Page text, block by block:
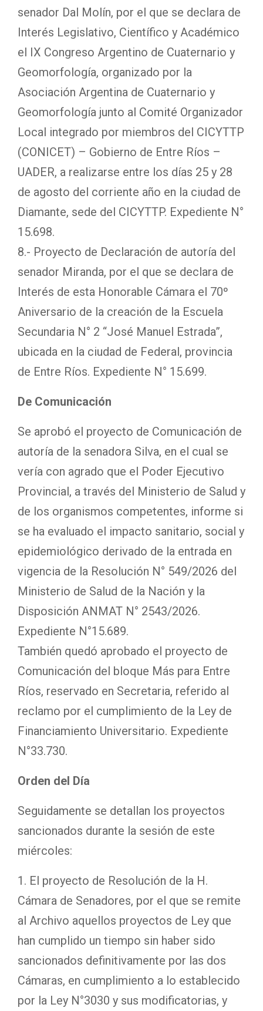
senador Dal Molín, por el que se declara de
Interés Legislativo, Científico y Académico
el IX Congreso Argentino de Cuaternario y
Geomorfología, organizado por la
Asociación Argentina de Cuaternario y
Geomorfología junto al Comité Organizador
Local integrado por miembros del CICYTTP
(CONICET) – Gobierno de Entre Ríos –
UADER, a realizarse entre los días 25 y 28
de agosto del corriente año en la ciudad de
Diamante, sede del CICYTTP. Expediente N°
15.698.
8.- Proyecto de Declaración de autoría del
senador Miranda, por el que se declara de
Interés de esta Honorable Cámara el 70º
Aniversario de la creación de la Escuela
Secundaria N° 2 “José Manuel Estrada”,
ubicada en la ciudad de Federal, provincia
de Entre Ríos. Expediente N° 15.699.
De Comunicación
Se aprobó el proyecto de Comunicación de
autoría de la senadora Silva, en el cual se
vería con agrado que el Poder Ejecutivo
Provincial, a través del Ministerio de Salud y
de los organismos competentes, informe si
se ha evaluado el impacto sanitario, social y
epidemiológico derivado de la entrada en
vigencia de la Resolución N° 549/2026 del
Ministerio de Salud de la Nación y la
Disposición ANMAT N° 2543/2026.
Expediente N°15.689.
También quedó aprobado el proyecto de
Comunicación del bloque Más para Entre
Ríos, reservado en Secretaria, referido al
reclamo por el cumplimiento de la Ley de
Financiamiento Universitario. Expediente
N°33.730.
Orden del Día
Seguidamente se detallan los proyectos
sancionados durante la sesión de este
miércoles:
1. El proyecto de Resolución de la H.
Cámara de Senadores, por el que se remite
al Archivo aquellos proyectos de Ley que
han cumplido un tiempo sin haber sido
sancionados definitivamente por las dos
Cámaras, en cumplimiento a lo establecido
por la Ley N°3030 y sus modificatorias, y